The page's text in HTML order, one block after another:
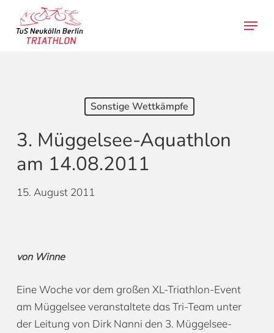
search
Menu
Sonstige Wettkämpfe
3. Müggelsee-Aquathlon
am 14.08.2011
15. August 2011
von Winne
Eine Woche vor dem großen XL-Triathlon-Event
am Müggelsee veranstaltete das Tri-Team unter
der Leitung von Dirk Nanni den 3. Müggelsee-